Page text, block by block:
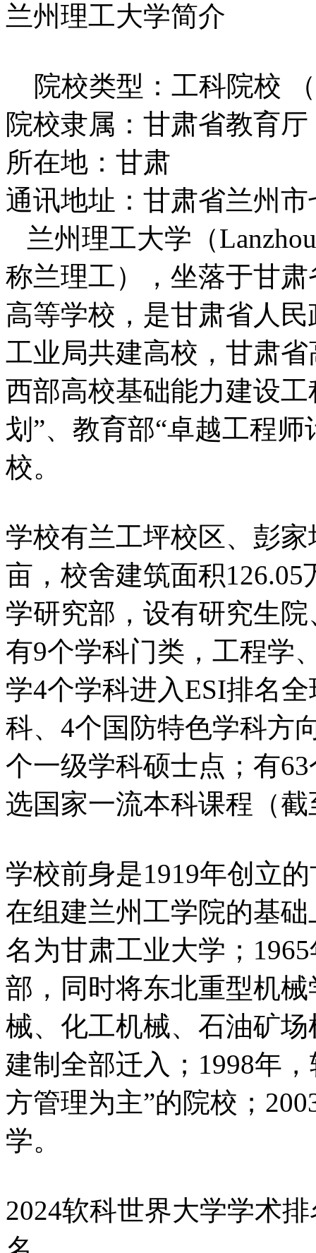
兰州理工大学简介
院校类型：工科院校
院校隶属：甘肃省教育厅
所在地：甘肃
通讯地址：甘肃省兰州
兰州理工大学（
称兰理工），坐落于甘
高等学校，是甘肃省人
工业局共建高校，甘肃
西部高校基础能力建设
划”、教育部“卓越工程
校。
学校有兰工坪校区、彭
亩，校舍建筑面积
学研究部，设有研究生
有9个学科门类，工程学
学4个学科进入ESI排名
科、4个国防特色学科方
个一级学科硕士点；有
选国家一流本科课程（截
学校前身是1919年创立
在组建兰州工学院的基
名为甘肃工业大学；
部，同时将东北重型机
械、化工机械、石油矿
建制全部迁入；1998年
方管理为主”的院校；
学。
2024软科世界大学学术